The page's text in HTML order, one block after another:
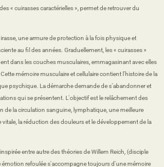
« cuirasses caractérielles », permet de retrouver du
une armure de protection à la fois physique et
au fil des années. Graduellement, les « cuirasses »
dans les couches musculaires, emmagasinant avec elles
mémoire musculaire et cellulaire contient l’histoire de la
psychique. La démarche demande de s’abandonner et
qui se présentent. L'objectif est le relâchement des
de la circulation sanguine, lymphatique, une meilleure
la réduction des douleurs et le développement de la
entre autre des théories de Willem Reich, (disciple
émotion refoulée s'accompagne toujours d'une mémoire